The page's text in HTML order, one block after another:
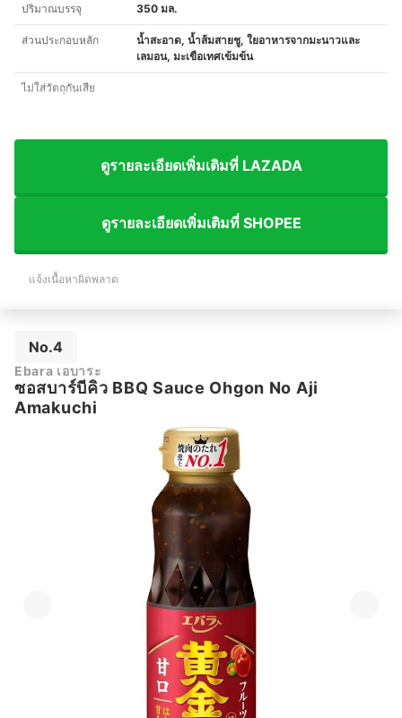
ปริมาณบรรจุ 350 มล.
ส่วนประกอบหลัก
น้ำสะอาด, น้ำส้มสายชู, ใยอาหารจากมะนาวและ
เลมอน, มะเขือเทศเข้มข้น
ไม่ใส่วัตถุกันเสีย
ดูรายละเอียดเพิ่มเติมที่ LAZADA
ดูรายละเอียดเพิ่มเติมที่ SHOPEE
แจ้งเนื้อหาผิดพลาด
No.4
Ebara เอบาระ
ซอสบาร์บีคิว BBQ Sauce Ohgon No Aji
Amakuchi